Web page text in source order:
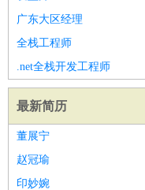
广东大区经理
全栈工程师
.net全栈开发工程师
最新简历
董展宁
赵冠瑜
印妙婉